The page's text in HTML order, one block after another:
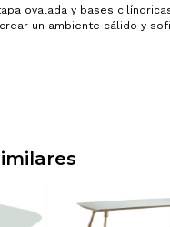
ovalada y bases
un ambiente cálido y